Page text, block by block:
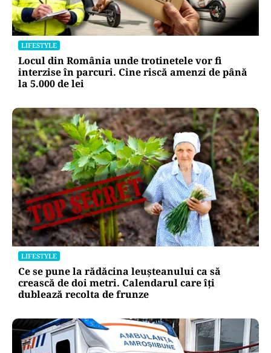
LIFESTYLE
Locul din România unde trotinetele vor fi
interzise în parcuri. Cine riscă amenzi de până
la 5.000 de lei
LIFESTYLE
Ce se pune la rădăcina leușteanului ca să
crească de doi metri. Calendarul care îți
dublează recolta de frunze